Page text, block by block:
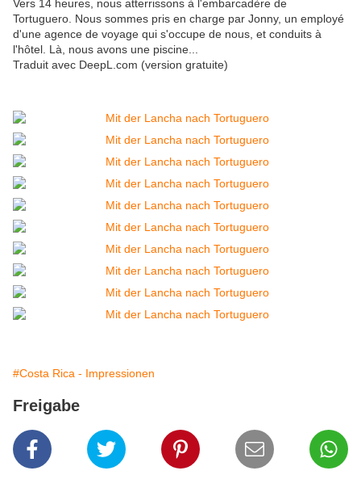
Vers 14 heures, nous atterrissons à l'embarcadère de
Tortuguero. Nous sommes pris en charge par Jonny, un employé
d'une agence de voyage qui s'occupe de nous, et conduits à
l'hôtel. Là, nous avons une piscine...
Traduit avec DeepL.com (version gratuite)
#Costa Rica - Impressionen
Freigabe